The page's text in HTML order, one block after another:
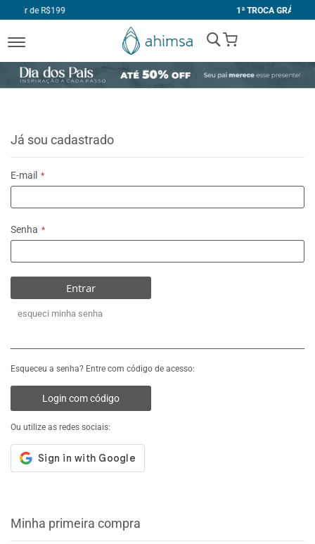
1ª TROCA GRÁTIS
My Cart
Já sou cadastrado
E-mail
Senha
Entrar
esqueci minha senha
Esqueceu a senha? Entre com código de acesso:
Login com código
Ou utilize as redes sociais:
Minha primeira compra